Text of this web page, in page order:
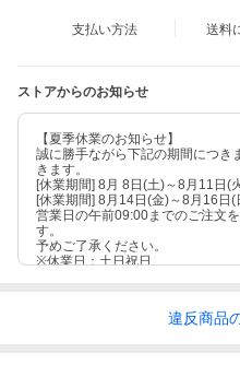
支払い方法 送料
ストアからのお知らせ
【夏季休業のお知らせ】
誠に勝手ながら下記の期間につき
きます。
[休業期間] 8月 8日(土)～8月11日(
[休業期間] 8月14日(金)～8月16日(
営業日の午前09:00までのご注文
す。
予めご了承ください。
※休業日：土日祝日
違反商品